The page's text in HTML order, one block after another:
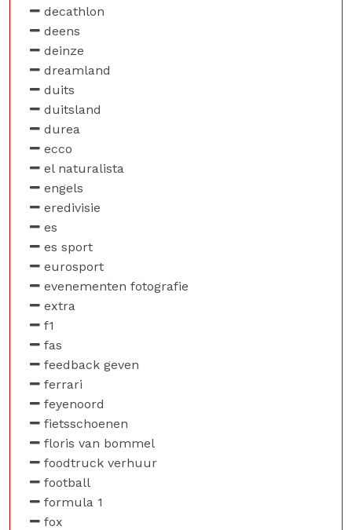
decathlon
deens
deinze
dreamland
duits
duitsland
durea
ecco
el naturalista
engels
eredivisie
es
es sport
eurosport
evenementen fotografie
extra
f1
fas
feedback geven
ferrari
feyenoord
fietsschoenen
floris van bommel
foodtruck verhuur
football
formula 1
fox